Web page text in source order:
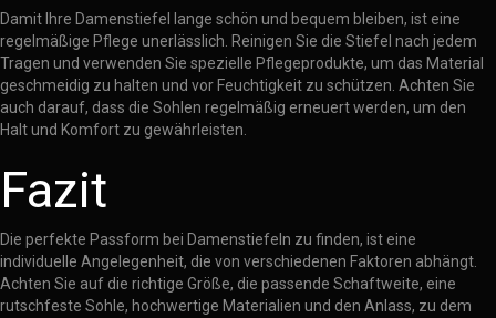
Damit Ihre Damenstiefel lange schön und bequem bleiben, ist eine
regelmäßige Pflege unerlässlich. Reinigen Sie die Stiefel nach jedem
Tragen und verwenden Sie spezielle Pflegeprodukte, um das Material
geschmeidig zu halten und vor Feuchtigkeit zu schützen. Achten Sie
auch darauf, dass die Sohlen regelmäßig erneuert werden, um den
Halt und Komfort zu gewährleisten.
Fazit
Die perfekte Passform bei Damenstiefeln zu finden, ist eine
individuelle Angelegenheit, die von verschiedenen Faktoren abhängt.
Achten Sie auf die richtige Größe, die passende Schaftweite, eine
rutschfeste Sohle, hochwertige Materialien und den Anlass, zu dem